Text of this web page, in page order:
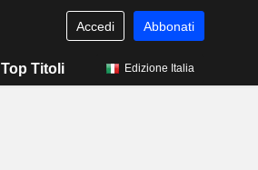
Accedi Abbonati
Top Titoli Edizione Italia